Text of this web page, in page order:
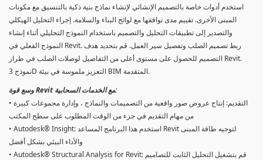
استخدم أدوات خاصة بالتصميم الإنشائي لإنشاء نماذج بنية ذكية بالتنسيق مع مكونات
المبنى الأخرى. تقييم مدى توافقها مع لوائح البناء والسلامة. إجراء التحليل الهيكلي
والتصدير إلى تطبيقات التحليل والتصميم باستخدام النموذج التحليلي أثناء إنشاء
النموذج الفعلي في Revit. ربط تصميم الصلب وتفصيل سير العمل. قم بتحديد هدف
التصميم للحصول على مستوى أعلى من التفاصيل لوصلات الصلب في طراز Revit.
نموذج 3D التعزيز ملموسة في بيئة BIM المتقدمة.
وسع قوة Revit مع الخدمات السحابية:
• التقديم: إنتاج عروض صور واقعية من التصميمات والنماذج ، وإدارة مجموعات كبيرة
من مهام التقديم في جزء من الوقت المطلوب على سطح المكتب
• Autodesk® Insight: استخدم هذا البرنامج المساعد Revit لتوجيه طاقة المبنى
والأداء البيئي بشكل أفضل
• Autodesk® Structural Analysis for Revit: قم بتشغيل التحليل الثابت للتصاميم